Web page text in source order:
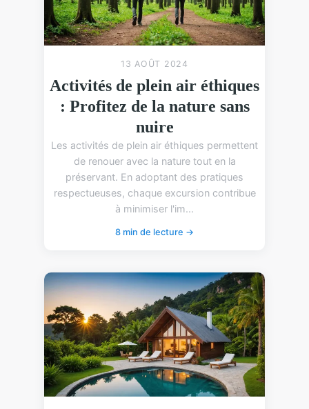
13 AOÛT 2024
Activités de plein air éthiques
: Profitez de la nature sans
nuire
Les activités de plein air éthiques permettent
de renouer avec la nature tout en la
préservant. En adoptant des pratiques
respectueuses, chaque excursion contribue
à minimiser l'im...
8 min de lecture →